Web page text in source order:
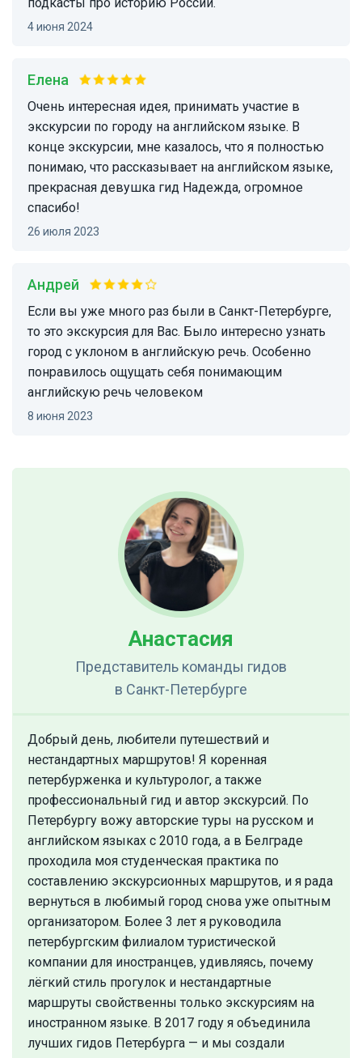
4 июня 2024
Елена
Очень интересная идея, принимать участие в
экскурсии по городу на английском языке. В
конце экскурсии, мне казалось, что я полностью
понимаю, что рассказывает на английском языке,
прекрасная девушка гид Надежда, огромное
спасибо!
26 июля 2023
Андрей
Если вы уже много раз были в Санкт-Петербурге,
то это экскурсия для Вас. Было интересно узнать
город с уклоном в английскую речь. Особенно
понравилось ощущать себя понимающим
английскую речь человеком
8 июня 2023
Анастасия
Представитель команды гидов
в Санкт-Петербурге
Добрый день, любители путешествий и
нестандартных маршрутов! Я коренная
петербурженка и культуролог, а также
профессиональный гид и автор экскурсий. По
Петербургу вожу авторские туры на русском и
английском языках с 2010 года, а в Белграде
проходила моя студенческая практика по
составлению экскурсионных маршрутов, и я рада
вернуться в любимый город снова уже опытным
организатором. Более 3 лет я руководила
петербургским филиалом туристической
компании для иностранцев, удивляясь, почему
лёгкий стиль прогулок и нестандартные
маршруты свойственны только экскурсиям на
иностранном языке. В 2017 году я объединила
лучших гидов Петербурга — и мы создали